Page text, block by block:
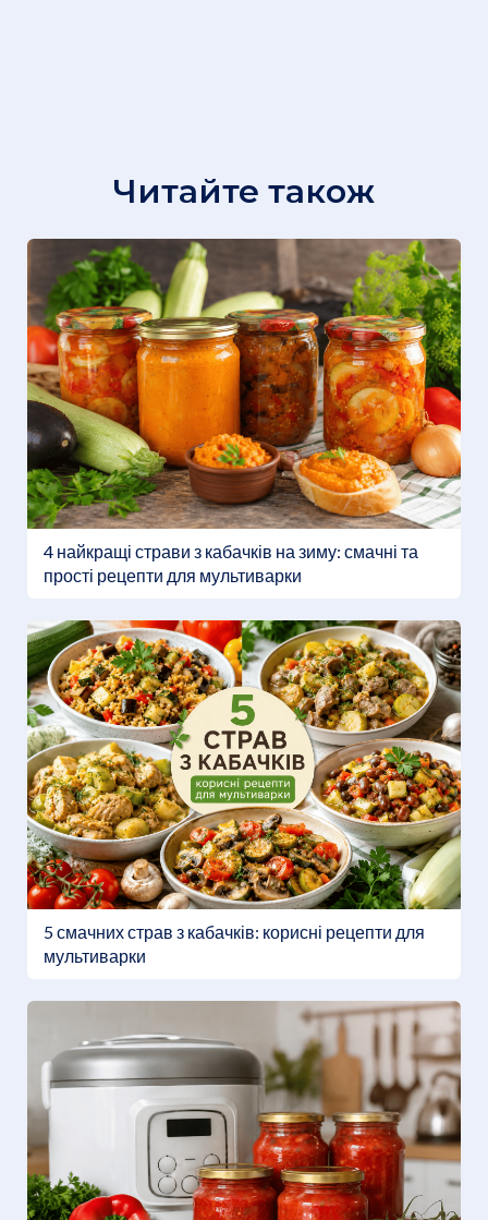
Читайте також
4 найкращі страви з кабачків на зиму: смачні та
прості рецепти для мультиварки
5 смачних страв з кабачків: корисні рецепти для
мультиварки